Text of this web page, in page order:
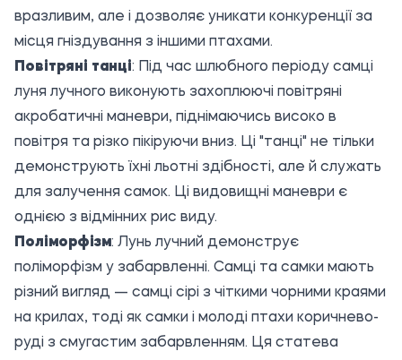
вразливим, але і дозволяє уникати конкуренції за
місця гніздування з іншими птахами.
Повітряні танці: Під час шлюбного періоду самці
луня лучного виконують захоплюючі повітряні
акробатичні маневри, піднімаючись високо в
повітря та різко пікіруючи вниз. Ці "танці" не тільки
демонструють їхні льотні здібності, але й служать
для залучення самок. Ці видовищні маневри є
однією з відмінних рис виду.
Поліморфізм: Лунь лучний демонструє
поліморфізм у забарвленні. Самці та самки мають
різний вигляд — самці сірі з чіткими чорними краями
на крилах, тоді як самки і молоді птахи коричнево-
руді з смугастим забарвленням. Ця статева